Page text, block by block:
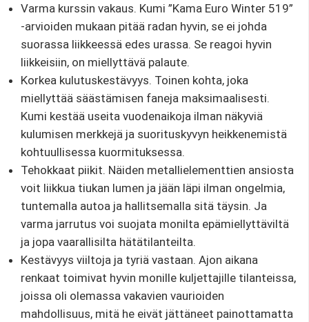
Varma kurssin vakaus. Kumi ”Kama Euro Winter 519”
-arvioiden mukaan pitää radan hyvin, se ei johda
suorassa liikkeessä edes urassa. Se reagoi hyvin
liikkeisiin, on miellyttävä palaute.
Korkea kulutuskestävyys. Toinen kohta, joka
miellyttää säästämisen faneja maksimaalisesti.
Kumi kestää useita vuodenaikoja ilman näkyviä
kulumisen merkkejä ja suorituskyvyn heikkenemistä
kohtuullisessa kuormituksessa.
Tehokkaat piikit. Näiden metallielementtien ansiosta
voit liikkua tiukan lumen ja jään läpi ilman ongelmia,
tuntemalla autoa ja hallitsemalla sitä täysin. Ja
varma jarrutus voi suojata monilta epämiellyttäviltä
ja jopa vaarallisilta hätätilanteilta.
Kestävyys viiltoja ja tyriä vastaan. Ajon aikana
renkaat toimivat hyvin monille kuljettajille tilanteissa,
joissa oli olemassa vakavien vaurioiden
mahdollisuus, mitä he eivät jättäneet painottamatta